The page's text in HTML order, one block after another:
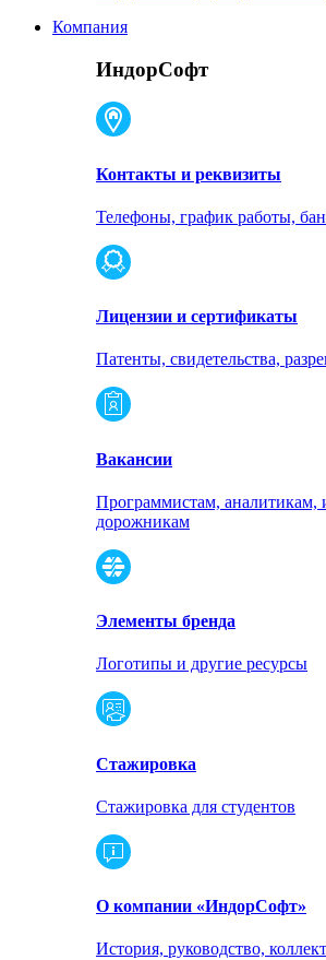
Компания
ИндорСофт
Контакты и реквизиты
Телефоны, график работы,
Лицензии и сертификаты
Патенты, свидетельства,
Вакансии
Программистам, аналитикам,
дорожникам
Элементы бренда
Логотипы и другие ресурсы
Стажировка
Стажировка для студентов
О компании «ИндорСофт»
История, руководство,